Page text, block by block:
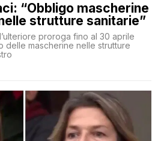
“Obbligo mascherine
strutture sanitarie”
proroga fino al 30 aprile
delle mascherine nelle strutture